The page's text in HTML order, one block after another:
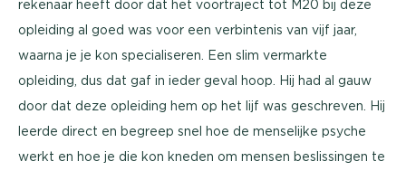
rekenaar heeft door dat het voortraject tot M20 bij deze
opleiding al goed was voor een verbintenis van vijf jaar,
waarna je je kon specialiseren. Een slim vermarkte
opleiding, dus dat gaf in ieder geval hoop. Hij had al gauw
door dat deze opleiding hem op het lijf was geschreven. Hij
leerde direct en begreep snel hoe de menselijke psyche
werkt en hoe je die kon kneden om mensen beslissingen te